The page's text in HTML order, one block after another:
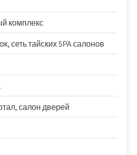
комплекс
сеть тайских SPA салонов
салон дверей